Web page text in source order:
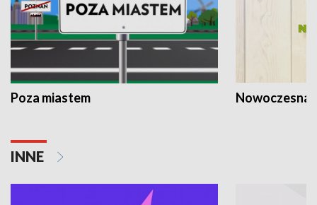
Poza miastem Nowoczesna
INNE